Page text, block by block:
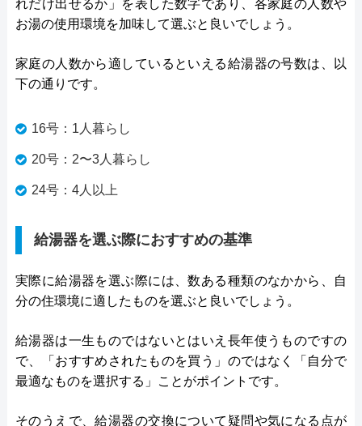
れだけ出せるか」を表した数字であり、各家庭の人数や
お湯の使用環境を加味して選ぶと良いでしょう。
家庭の人数から適しているといえる給湯器の号数は、以
下の通りです。
16号：1人暮らし
20号：2〜3人暮らし
24号：4人以上
給湯器を選ぶ際におすすめの基準
実際に給湯器を選ぶ際には、数ある種類のなかから、自
分の住環境に適したものを選ぶと良いでしょう。
給湯器は一生ものではないとはいえ長年使うものですの
で、「おすすめされたものを買う」のではなく「自分で
最適なものを選択する」ことがポイントです。
そのうえで、給湯器の交換について疑問や気になる点が